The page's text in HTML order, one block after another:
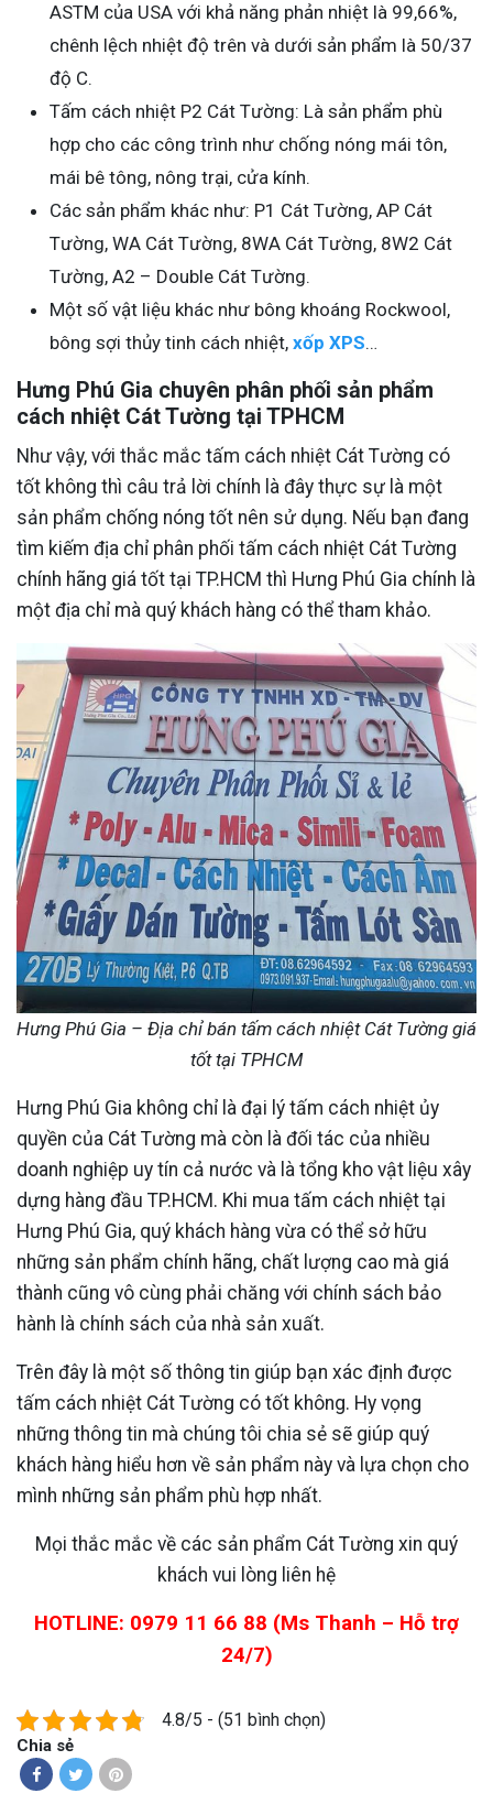
ASTM của USA với khả năng phản nhiệt là 99,66%,
chênh lệch nhiệt độ trên và dưới sản phẩm là 50/37
độ C.
Tấm cách nhiệt P2 Cát Tường: Là sản phẩm phù
hợp cho các công trình như chống nóng mái tôn,
mái bê tông, nông trại, cửa kính.
Các sản phẩm khác như: P1 Cát Tường, AP Cát
Tường, WA Cát Tường, 8WA Cát Tường, 8W2 Cát
Tường, A2 – Double Cát Tường.
Một số vật liệu khác như bông khoáng Rockwool,
bông sợi thủy tinh cách nhiệt, xốp XPS…
Hưng Phú Gia chuyên phân phối sản phẩm
cách nhiệt Cát Tường tại TPHCM
Như vậy, với thắc mắc tấm cách nhiệt Cát Tường có
tốt không thì câu trả lời chính là đây thực sự là một
sản phẩm chống nóng tốt nên sử dụng. Nếu bạn đang
tìm kiếm địa chỉ phân phối tấm cách nhiệt Cát Tường
chính hãng giá tốt tại TP.HCM thì Hưng Phú Gia chính là
một địa chỉ mà quý khách hàng có thể tham khảo.
Hưng Phú Gia – Địa chỉ bán tấm cách nhiệt Cát Tường giá
tốt tại TPHCM
Hưng Phú Gia không chỉ là đại lý tấm cách nhiệt ủy
quyền của Cát Tường mà còn là đối tác của nhiều
doanh nghiệp uy tín cả nước và là tổng kho vật liệu xây
dựng hàng đầu TP.HCM. Khi mua tấm cách nhiệt tại
Hưng Phú Gia, quý khách hàng vừa có thể sở hữu
những sản phẩm chính hãng, chất lượng cao mà giá
thành cũng vô cùng phải chăng với chính sách bảo
hành là chính sách của nhà sản xuất.
Trên đây là một số thông tin giúp bạn xác định được
tấm cách nhiệt Cát Tường có tốt không. Hy vọng
những thông tin mà chúng tôi chia sẻ sẽ giúp quý
khách hàng hiểu hơn về sản phẩm này và lựa chọn cho
mình những sản phẩm phù hợp nhất.
Mọi thắc mắc về các sản phẩm Cát Tường xin quý
khách vui lòng liên hệ
HOTLINE: 0979 11 66 88 (Ms Thanh – Hỗ trợ
24/7)
4.8/5 - (51 bình chọn)
Chia sẻ